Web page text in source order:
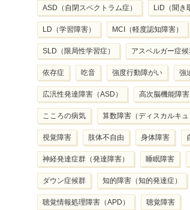
ASD（自閉スペクトラム症） LiD（聞き
LD（学習障害） MCI（軽度認知障害）
SLD（限局性学習症） アスペルガー症候
依存症 吃音 強度行動障がい 強
広汎性発達障害（ASD） 高次脳機能障害
こころの病気 算数障害（ディスカルキュ
視覚障害 肢体不自由 身体障害
神経発達症群（発達障害） 睡眠障害
ダウン症候群 知的障害（知的発達症）
聴覚情報処理障害（APD） 聴覚障害